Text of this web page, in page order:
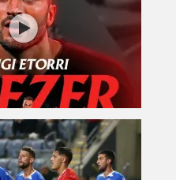
תקנון פעילות
רשיון להקרנה
הצטרפות לחבילת
לוח דרושים – ג'ובנט
תגיות
המגזין